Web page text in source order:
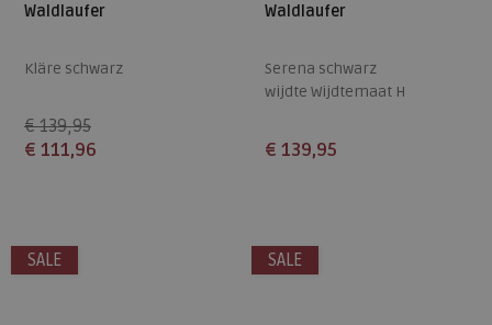
Waldlaufer
Kläre schwarz
€ 139,95
€ 111,96
Waldlaufer
Serena schwarz
wijdte Wijdtemaat H
€ 139,95
8
SALE SALE